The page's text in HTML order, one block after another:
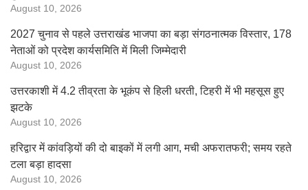
August 10, 2026
2027 चुनाव से पहले उत्तराखंड भाजपा का बड़ा संगठनात्मक विस्तार, 178
नेताओं को प्रदेश कार्यसमिति में मिली जिम्मेदारी
August 10, 2026
उत्तरकाशी में 4.2 तीव्रता के भूकंप से हिली धरती, टिहरी में भी महसूस हुए
झटके
August 10, 2026
हरिद्वार में कांवड़ियों की दो बाइकों में लगी आग, मची अफरातफरी; समय रहते
टला बड़ा हादसा
August 10, 2026